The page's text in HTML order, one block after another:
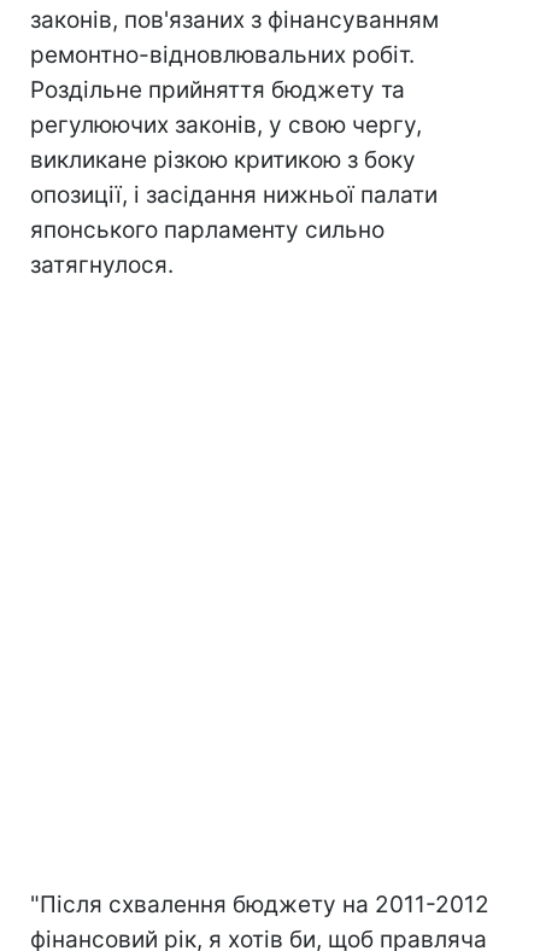
законів, пов'язаних з фінансуванням
ремонтно-відновлювальних робіт.
Роздільне прийняття бюджету та
регулюючих законів, у свою чергу,
викликане різкою критикою з боку
опозиції, і засідання нижньої палати
японського парламенту сильно
затягнулося.
"Після схвалення бюджету на 2011-2012
фінансовий рік, я хотів би, щоб правляча